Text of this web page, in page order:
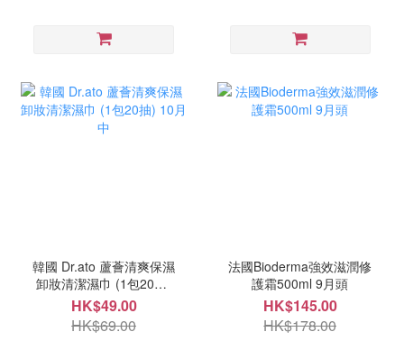
韓國 Dr.ato 蘆薈清爽保濕
卸妝清潔濕巾 (1包20抽)
10月中
HK$49.00
HK$69.00
法國Bioderma強效滋潤修
護霜500ml 9月頭
HK$145.00
HK$178.00